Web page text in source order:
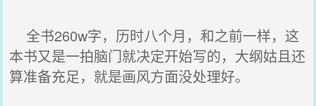
全书260w字，历时八个月，和之前一样，这
本书又是一拍脑门就决定开始写的，大纲姑且还
算准备充足，就是画风方面没处理好。